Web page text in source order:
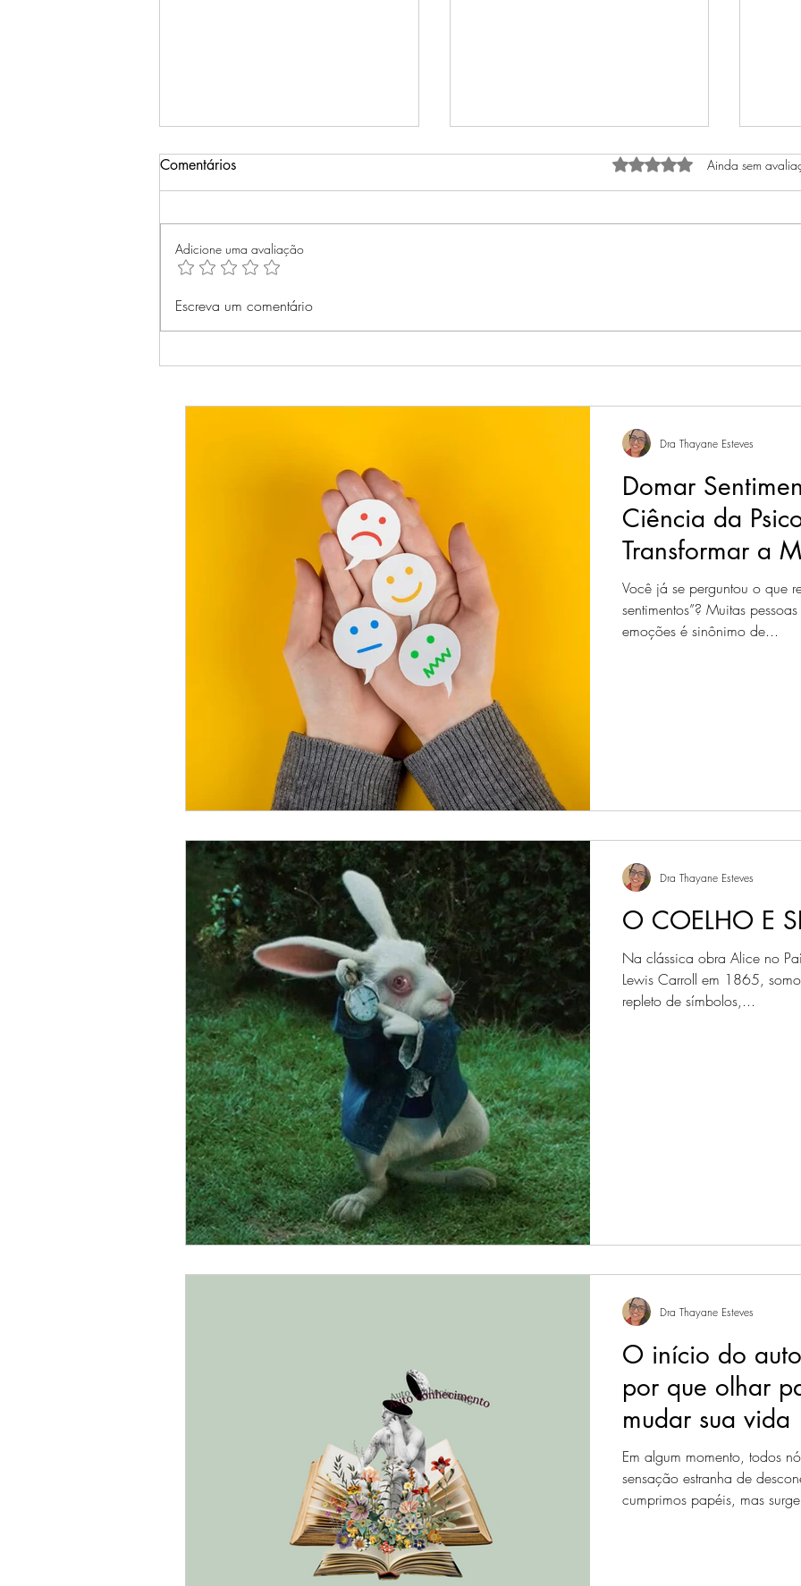
Domar Sentimentos: Como a
Ciência da Psicologia Pode
Lidar com Emoções
sua
Comentários Avaliado com 0 de 5
Ainda sem
Adicione uma avaliação
Escreva um comentário
Domar
Ciência da
Transformar a
com Emoções
Você já se perguntou o que
sentimentos”? Muitas
emoções é sinônimo de...
Dra Thayane Esteves
O COELHO E
Na clássica obra Alice no
Lewis Carroll em 1865,
repleto de símbolos,...
Dra Thayane Esteves
O início do
por que olhar
mudar sua vida
Em algum momento, todos
sensação estranha de
cumprimos papéis, mas
Dra Thayane Esteves